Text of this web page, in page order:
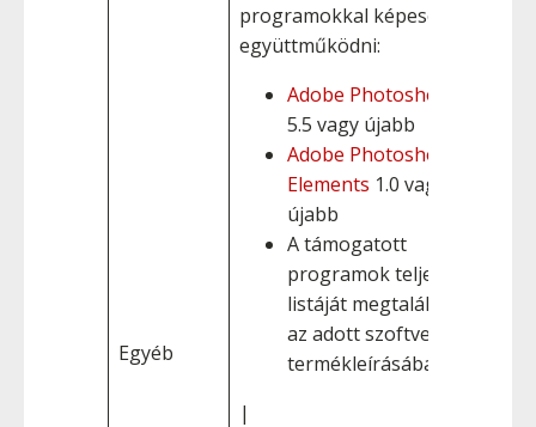
Egyéb
programokkal képesek
együttműködni:
Adobe Photoshop
5.5 vagy újabb
Adobe Photoshop
Elements 1.0 vagy
újabb
A támogatott
programok teljes
listáját megtalálja
az adott szoftver
termékleírásában.
|